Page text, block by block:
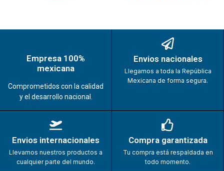
Empresa 100%
mexicana
Comprometidos con la calidad
y el desarrollo nacional.
Envios nacionales
Llegamos a toda la República
Mexicana de forma segura.
Envios internacionales
Llevamos nuestros productos a
cualquier parte del mundo.
Compra garantizada
Tu compra está respaldada en
todo momento.